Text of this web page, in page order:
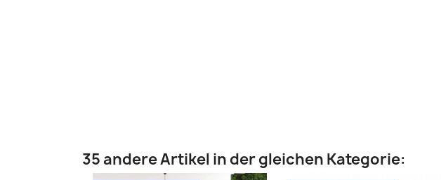
35 andere Artikel in der gleichen Kategorie: